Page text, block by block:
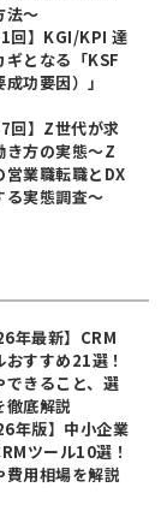
法～
回】KGI/KPI 達
ギとなる「KSF
成功要因）」
回】Z世代が求
き方の実態〜Z
営業職転職とDX
る実態調査〜
年最新】CRM
おすすめ21選！
できること、選
徹底解説
年版】中小企業
ツール10選！
費用相場を解説